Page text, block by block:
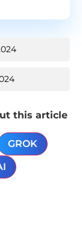
this article
GROK